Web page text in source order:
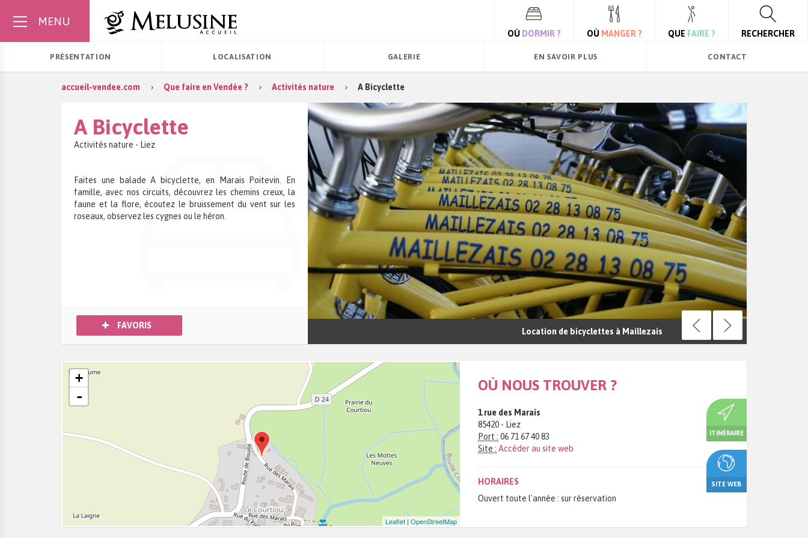
MENU
OÙ DORMIR ? OÙ MANGER ? QUE FAIRE ? RECHERCHER
EN DÉCOUVRIR PLUS
LES COMMUNES
LES BONNES IDÉES
accueil-vendee.com › Que faire en Vendée ? › Activités nature › A Bicyclette
PRÉSENTATION LOCALISATION GALERIE EN SAVOIR PLUS CONTACT
A Bicyclette
Activités nature - Liez
Faites une balade A bicyclette, en Marais Poitevin. En
famille, avec nos circuits, découvrez les chemins creux, la
faune et la flore, écoutez le bruissement du vent sur les
roseaux, observez les cygnes ou le héron.
FAVORIS
Promenade à vélo dans le Marais Poitevin Location de bicyclettes à Maillezais
ITINÉRAIRE
SITE WEB
+
-
Leaflet | OpenStreetMap
OÙ NOUS TROUVER ?
1 rue des Marais
85420 - Liez
Port : 06 71 67 40 83
Site : Accéder au site web
HORAIRES
Ouvert toute l'année : sur réservation